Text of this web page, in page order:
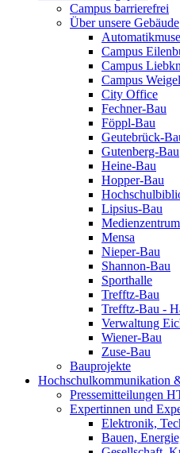
Campus barrierefrei
Über unsere Gebäude
Campus
Campus
Campus
City Office
Fechner-Bau
Föppl-Bau
Geutebrück-
Gutenberg-Bau
Heine-Bau
Hopper-Bau
Lipsius-Bau
Medienzentrum
Mensa
Nieper-Bau
Shannon-Bau
Sporthalle
Trefftz-Bau
Trefftz-Bau -
Verwaltung
Wiener-Bau
Zuse-Bau
Bauprojekte
Hochschulkommunikation
Pressemitteilungen
Expertinnen und
Elektronik,
Bauen,